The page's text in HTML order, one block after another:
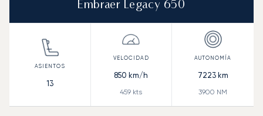
Embraer Legacy 650
13
850 km/h
459 kts
7223km
3900 NM